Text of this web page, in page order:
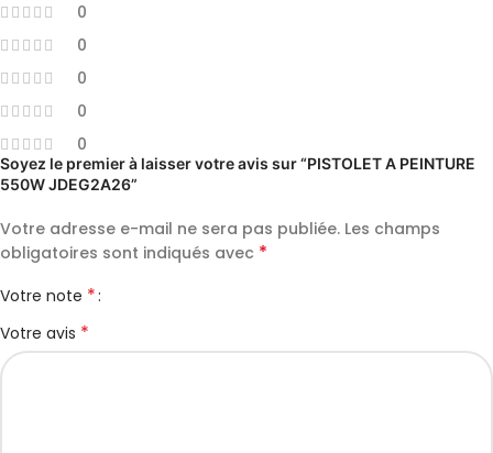
0
0
0
0
0
Soyez le premier à laisser votre avis sur “PISTOLET A PEINTURE
550W JDEG2A26”
Votre adresse e-mail ne sera pas publiée. Les champs
obligatoires sont indiqués avec *
Votre note *
Votre avis *